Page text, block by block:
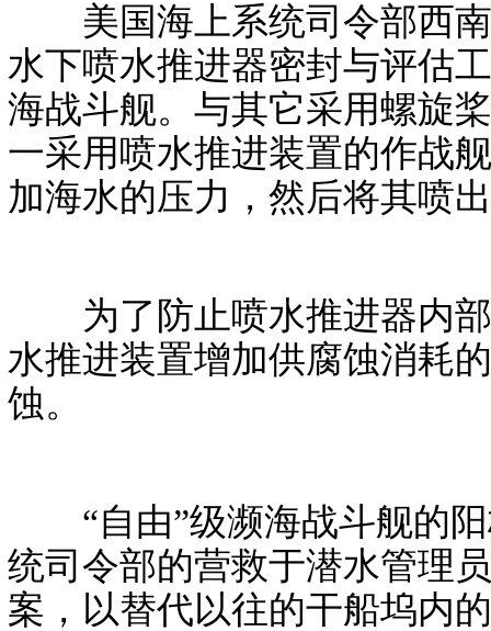
美国海上系统司令部西南
水下喷水推进器密封与评估
海战斗舰。与其它采用螺旋
一采用喷水推进装置的作战
加海水的压力，然后将其喷
为了防止喷水推进器内部
水推进装置增加供腐蚀消耗
蚀。
“自由”级濒海战斗舰的阳
统司令部的营救于潜水管理
案，以替代以往的干船坞内